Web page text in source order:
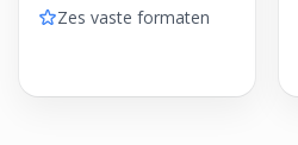
Zes vaste formaten